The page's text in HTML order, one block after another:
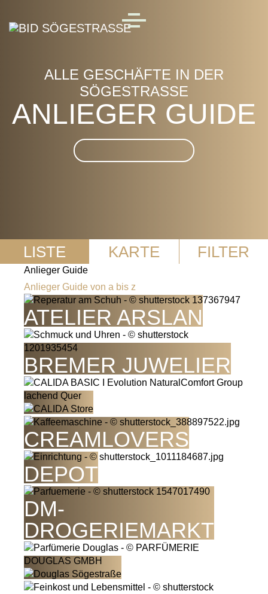
MENU
ALLE GESCHÄFTE IN DER
SÖGESTRASSE
ANLIEGER GUIDE
Suche im Anlieger Guide
LISTE KARTE FILTER
Anlieger Guide
Anlieger Guide von a bis z
ATELIER ARSLAN
BREMER JUWELIER
CREAMLOVERS
DEPOT
DM-
DROGERIEMARKT